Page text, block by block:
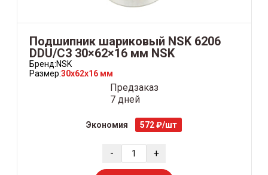
Подшипник шариковый NSK 6206
DDU/C3 30×62×16 мм NSK
Бренд:NSK
Размер:30x62x16 мм
Предзаказ
7 дней
Экономия 572 ₽/шт
- +